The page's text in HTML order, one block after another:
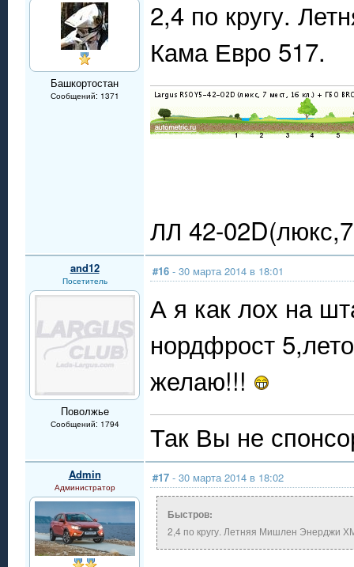
Башкортостан
Сообщений: 1371
2,4 по кругу.
Кама Евро 517.
ЛЛ 42-
and12
Посетитель
Поволжье
Сообщений: 1794
#16 - 30 марта 2014 в 18:01
А я как лох на
нордфрост
желаю!!!
Так Вы не
Admin
Администратор
#17 - 30 марта 2014 в 18:02
Быстров:
2,4 по кругу. Летняя Мишлен Энерджи